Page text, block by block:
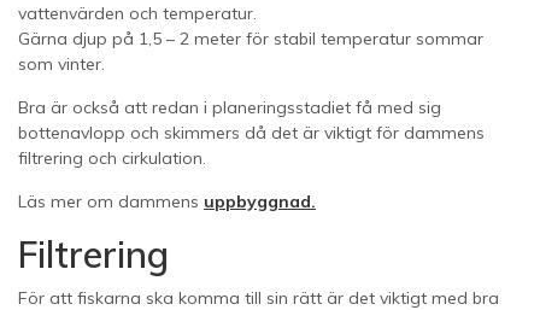
vattenvärden och temperatur.
Gärna djup på 1,5 – 2 meter för stabil temperatur sommar
som vinter.
Bra är också att redan i planeringsstadiet få med sig
bottenavlopp och skimmers då det är viktigt för dammens
filtrering och cirkulation.
Läs mer om dammens uppbyggnad.
Filtrering
För att fiskarna ska komma till sin rätt är det viktigt med bra